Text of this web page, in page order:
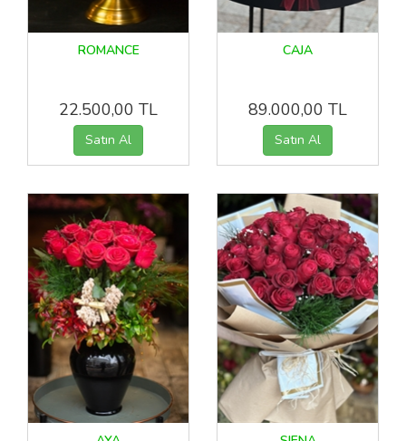
ROMANCE
22.500,00 TL
CAJA
89.000,00 TL